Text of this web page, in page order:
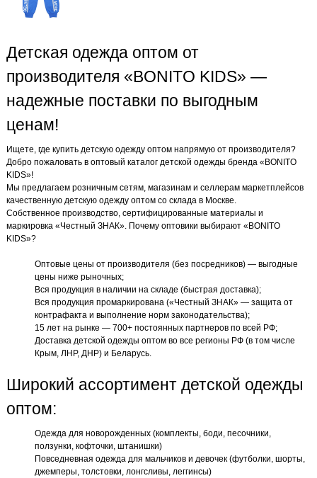
Детская одежда оптом от
производителя «BONITO KIDS» —
надежные поставки по выгодным
ценам!
Ищете, где купить детскую одежду оптом напрямую от производителя?
Добро пожаловать в оптовый каталог детской одежды бренда «BONITO
KIDS»!
Мы предлагаем розничным сетям, магазинам и селлерам маркетплейсов
качественную детскую одежду оптом со склада в Москве.
Собственное производство, сертифицированные материалы и
маркировка «Честный ЗНАК». Почему оптовики выбирают «BONITO
KIDS»?
Оптовые цены от производителя (без посредников) — выгодные
цены ниже рыночных;
Вся продукция в наличии на складе (быстрая доставка);
Вся продукция промаркирована («Честный ЗНАК» — защита от
контрафакта и выполнение норм законодательства);
15 лет на рынке — 700+ постоянных партнеров по всей РФ;
Доставка детской одежды оптом во все регионы РФ (в том числе
Крым, ЛНР, ДНР) и Беларусь.
Широкий ассортимент детской одежды
оптом:
Одежда для новорожденных (комплекты, боди, песочники,
ползунки, кофточки, штанишки)
Повседневная одежда для мальчиков и девочек (футболки, шорты,
джемперы, толстовки, лонгсливы, леггинсы)